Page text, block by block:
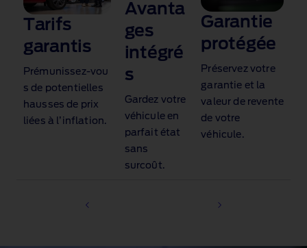
Tarifs
garantis
Prémunissez‑vou
s de potentielles
hausses de prix
liées à l’inflation.
Avanta
ges
intégré
s
Gardez votre
véhicule en
parfait état
sans
surcoût.
Garantie
protégée
Préservez votre
garantie et la
valeur de revente
de votre
véhicule.